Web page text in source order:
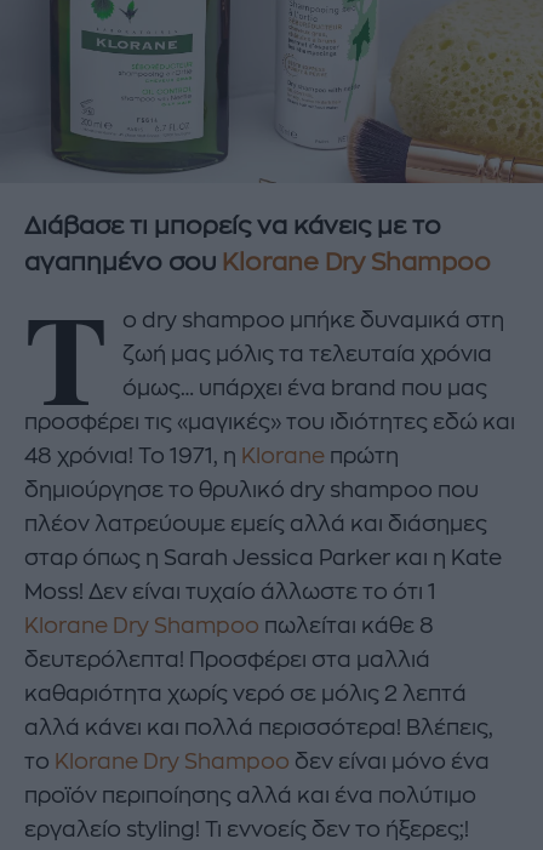
Διάβασε τι μπορείς να κάνεις με το
αγαπημένο σου Klorane Dry Shampoo
Τ
ο dry shampoo μπήκε δυναμικά στη
ζωή μας μόλις τα τελευταία χρόνια
όμως… υπάρχει ένα brand που μας
προσφέρει τις «μαγικές» του ιδιότητες εδώ και
48 χρόνια! Το 1971, η Klorane πρώτη
δημιούργησε το θρυλικό dry shampoo που
πλέον λατρεύουμε εμείς αλλά και διάσημες
σταρ όπως η Sarah Jessica Parker και η Kate
Moss! Δεν είναι τυχαίο άλλωστε το ότι 1
Klorane Dry Shampoo πωλείται κάθε 8
δευτερόλεπτα! Προσφέρει στα μαλλιά
καθαριότητα χωρίς νερό σε μόλις 2 λεπτά
αλλά κάνει και πολλά περισσότερα! Βλέπεις,
το Klorane Dry Shampoo δεν είναι μόνο ένα
προϊόν περιποίησης αλλά και ένα πολύτιμο
εργαλείο styling! Τι εννοείς δεν το ήξερες;!